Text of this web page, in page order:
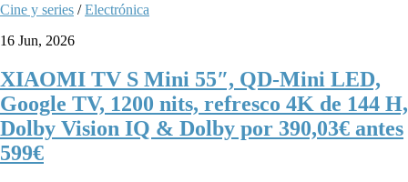
Cine y series /Electrónica
16 Jun, 2026
XIAOMI TV S Mini 55″, QD-Mini LED,
Google TV, 1200 nits, refresco 4K de 144 H,
Dolby Vision IQ & Dolby por 390,03€ antes
599€